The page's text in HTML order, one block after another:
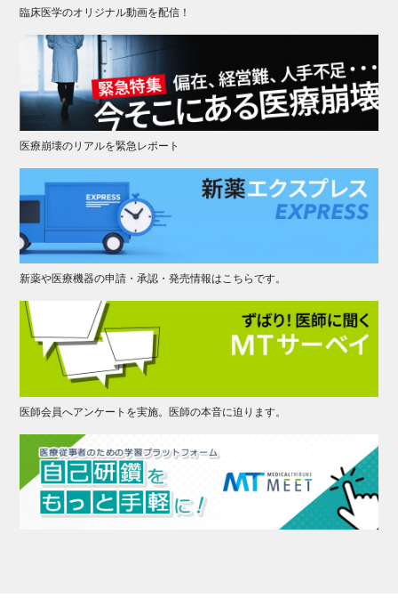
臨床医学のオリジナル動画を配信！
医療崩壊のリアルを緊急レポート
新薬や医療機器の申請・承認・発売情報はこちらです。
医師会員へアンケートを実施。医師の本音に迫ります。